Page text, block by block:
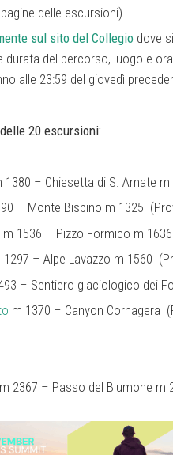
delle escursioni).
sul sito del Collegio dove
durata del percorso, luogo e
alle 23:59 del giovedì
20 escursioni:
1380 – Chiesetta di S. Amate
– Monte Bisbino m 1325
m 1536 – Pizzo Formico m
1297 – Alpe Lavazzo m 1560
– Sentiero glaciologico dei
m 1370 – Canyon Cornagera
m 2367 – Passo del Blumone m